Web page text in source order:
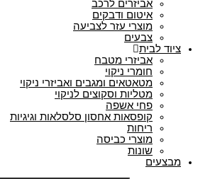
אביזרים לרכב
איטום ודבקים
מוצרי עזר לצביעה
צבעים
ציוד לבית
אביזרי מטבח
חומרי ניקוי
מטאטאים ומגבים ואביזרי ניקוי
מטליות וסקוצים לניקוי
פחי אשפה
קופסאות אחסון סלסלאות וגיגיות
ריחות
מוצרי כביסה
שונות
מבצעים